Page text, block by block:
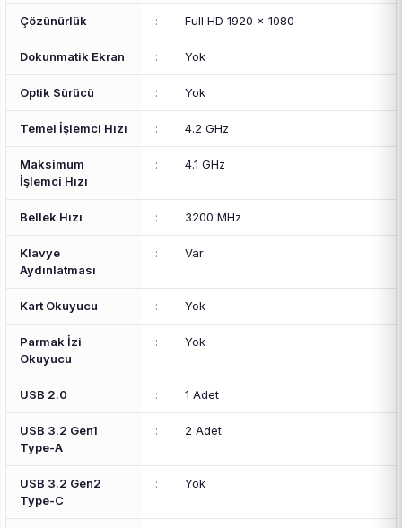
Çözünürlük : Full HD 1920 x 1080
Dokunmatik Ekran : Yok
Optik Sürücü : Yok
Temel İşlemci Hızı : 4.2 GHz
Maksimum
İşlemci Hızı
: 4.1 GHz
Bellek Hızı : 3200 MHz
Klavye
Aydınlatması
: Var
Kart Okuyucu : Yok
Parmak İzi
Okuyucu
: Yok
USB 2.0 : 1 Adet
USB 3.2 Gen1
Type-A
: 2 Adet
USB 3.2 Gen2
Type-C
: Yok